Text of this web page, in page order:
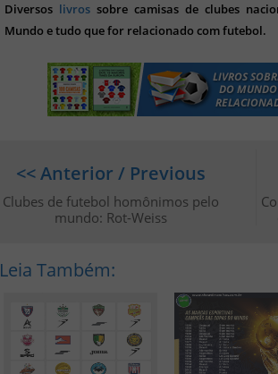
Diversos livros sobre camisas de clubes
Mundo e tudo que for relacionado com futebol.
<< Anterior / Previous
Clubes de futebol homônimos pelo
mundo: Rot-Weiss
Leia Também: